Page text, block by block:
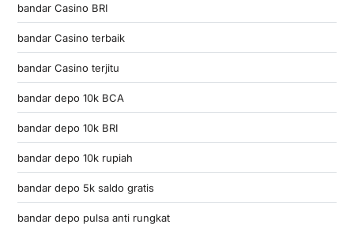
bandar Casino BRI
bandar Casino terbaik
bandar Casino terjitu
bandar depo 10k BCA
bandar depo 10k BRI
bandar depo 10k rupiah
bandar depo 5k saldo gratis
bandar depo pulsa anti rungkat